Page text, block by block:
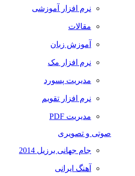
نرم افزار آموزشی
مقالات
آموزش زبان
نرم افزار مک
مدیریت پسورد
نرم افزار تقویم
مدیریت PDF
صوتی و تصویری
جام جهانی برزیل 2014
آهنگ ایرانی